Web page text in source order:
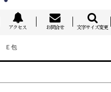
アクセス お問合せ 文字サイズ変更
Ｅ包